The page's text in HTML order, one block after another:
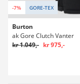
-7% GORE-TEX
Burton
ak Gore Clutch Vanter
kr 1.049,- kr 975,-